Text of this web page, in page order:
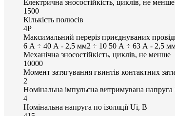
Електрична зносостійкість, циклів, не менше
1500
Кількість полюсів
4P
Максимальний переріз приєднуваних
6 А ÷ 40 А - 2,5 мм2 ÷ 10 50 А ÷ 63 А - 2,5
Механічна зносостійкість, циклів, не менше
10000
Момент затягування гвинтів контактних
2
Номінальна імпульсна витримувана
4
Номінальна напруга по ізоляції Uі, В